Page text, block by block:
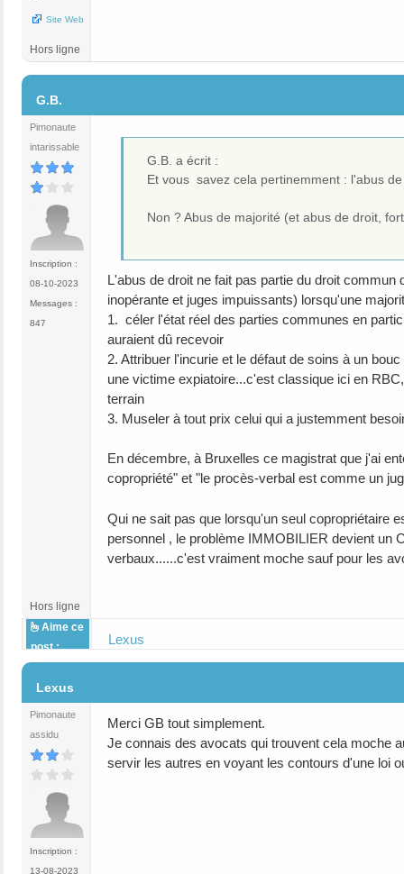
Site Web
Hors ligne
G.B.
Pimonaute
intarissable
Inscription :
08-10-2023
Messages :
847
G.B. a écrit :
Et vous savez cela pertinemment : l'abus
Non ? Abus de majorité (et abus de droit,
L'abus de droit ne fait pas partie du droit
inopérante et juges impuissants) lorsqu'une
1. céler l'état réel des parties communes en
auraient dû recevoir
2. Attribuer l'incurie et le défaut de soins à un
une victime expiatoire...c'est classique ici en
terrain
3. Museler à tout prix celui qui a justemment
En décembre, à Bruxelles ce magistrat que j'ai
copropriété" et "le procès-verbal est comme un
Qui ne sait pas que lorsqu'un seul copropriétaire
personnel , le problème IMMOBILIER devient un
verbaux......c'est vraiment moche sauf pour les
Hors ligne
Aime ce
post :
Lexus
Lexus
Pimonaute
assidu
Inscription :
13-08-2023
Merci GB tout simplement.
Je connais des avocats qui trouvent cela moche
servir les autres en voyant les contours d'une loi